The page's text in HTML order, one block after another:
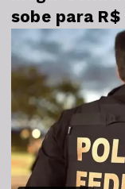
sobe para